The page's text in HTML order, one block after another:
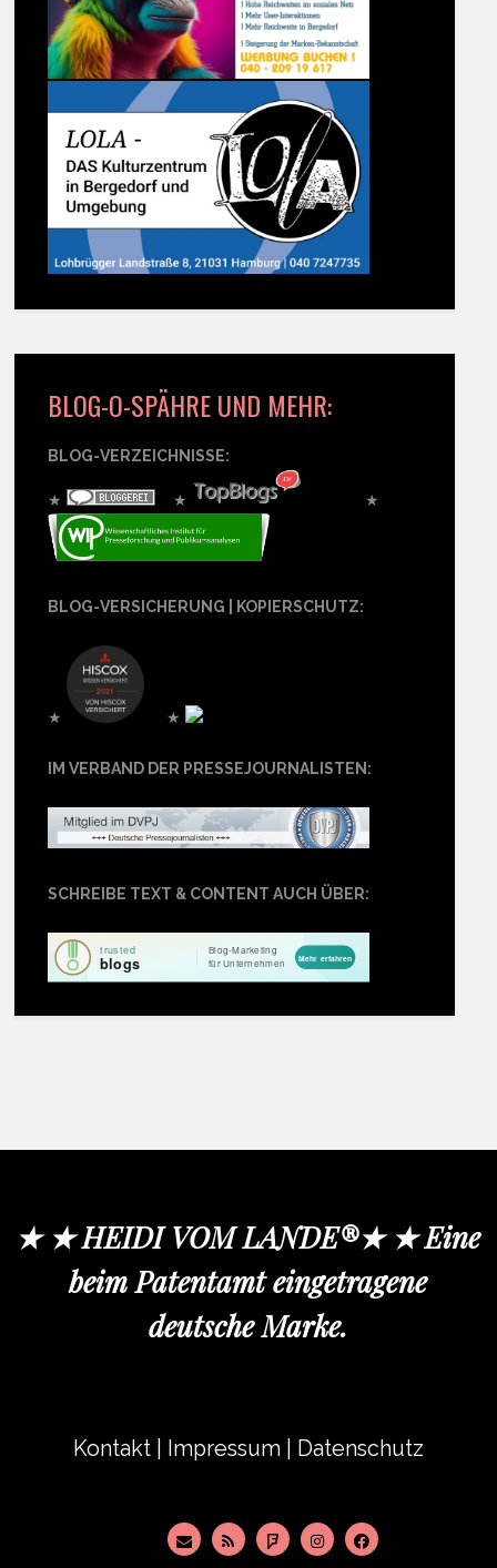
BLOG-O-SPÄHRE UND MEHR:
BLOG-VERZEICHNISSE:
★ ★ ★
BLOG-VERSICHERUNG | KOPIERSCHUTZ:
★ ★
IM VERBAND DER PRESSEJOURNALISTEN:
SCHREIBE TEXT & CONTENT AUCH ÜBER:
★ ★ HEIDI VOM LANDE®★ ★ Eine
beim Patentamt eingetragene
deutsche Marke.
Kontakt Impressum Datenschutz